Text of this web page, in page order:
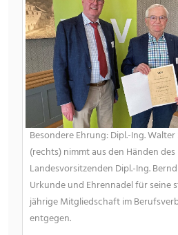
Besondere Ehrung: Dipl.-Ing.
(rechts) nimmt aus den Händen
Landesvorsitzenden Dipl.-Ing.
Urkunde und Ehrennadel für seine
jährige Mitgliedschaft im
entgegen.